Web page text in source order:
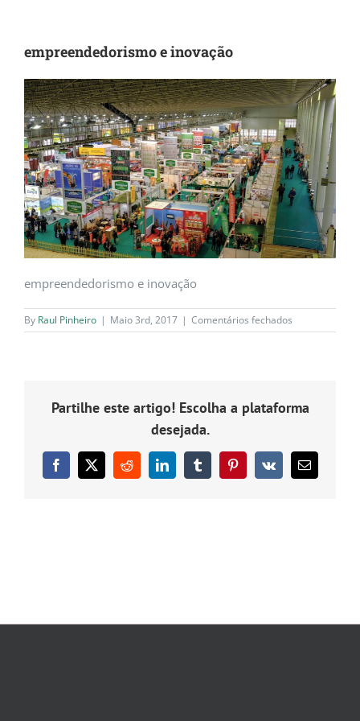
empreendedorismo e inovação
empreendedorismo e inovação
By Raul Pinheiro | Maio 3rd, 2017 | Comentários fechados
Partilhe este artigo! Escolha a plataforma
desejada.
Facebook
X RedditLinkedInTumblrPinterest
Vk
Email